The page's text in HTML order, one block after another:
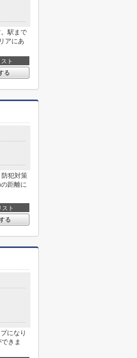
駅まで
アにあ
ト
る
犯対策
距離に
ト
る
になり
きま